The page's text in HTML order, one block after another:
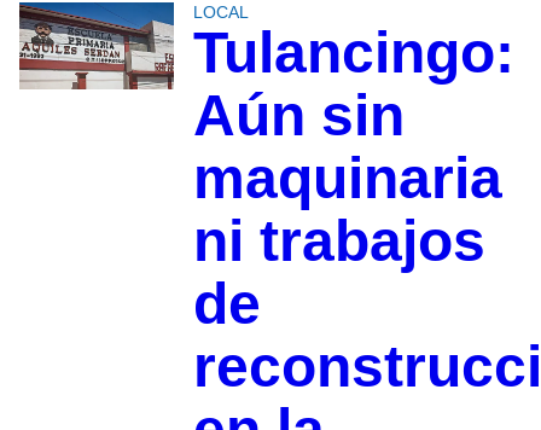
LOCAL
Tulancingo:
Aún sin
maquinaria
ni trabajos
de